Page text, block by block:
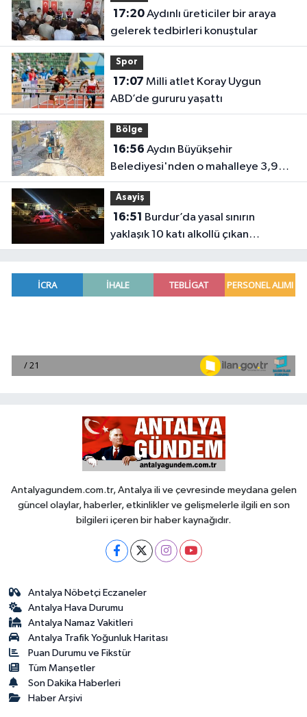
17:20Aydınlı üreticiler bir araya
gelerek tedbirleri konuştular
Spor
17:07
ABD’de gururu yaşattı
Bölge
16:56
Belediyesi'nden o mahalleye 3,9
milyon TL’lik yatırım
Asayiş
16:51
yaklaşık 10 katı alkollü çıkan
sürücüye büyük ceza
Antalyagundem.com.tr, Antalya ili ve çevresinde meydana gelen
güncel olaylar, haberler, etkinlikler ve gelişmelerle ilgili en son
bilgileri içeren bir haber kaynağıdır.
Antalya Nöbetçi Eczaneler
Antalya Hava Durumu
Antalya Namaz Vakitleri
Antalya Trafik Yoğunluk Haritası
Puan Durumu ve Fikstür
Tüm Manşetler
Son Dakika Haberleri
Haber Arşivi